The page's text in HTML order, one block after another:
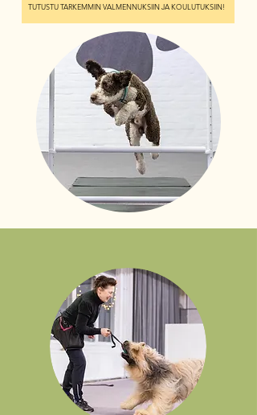
TUTUSTU TARKEMMIN VALMENNUKSIIN JA KOULUTUKSIIN!